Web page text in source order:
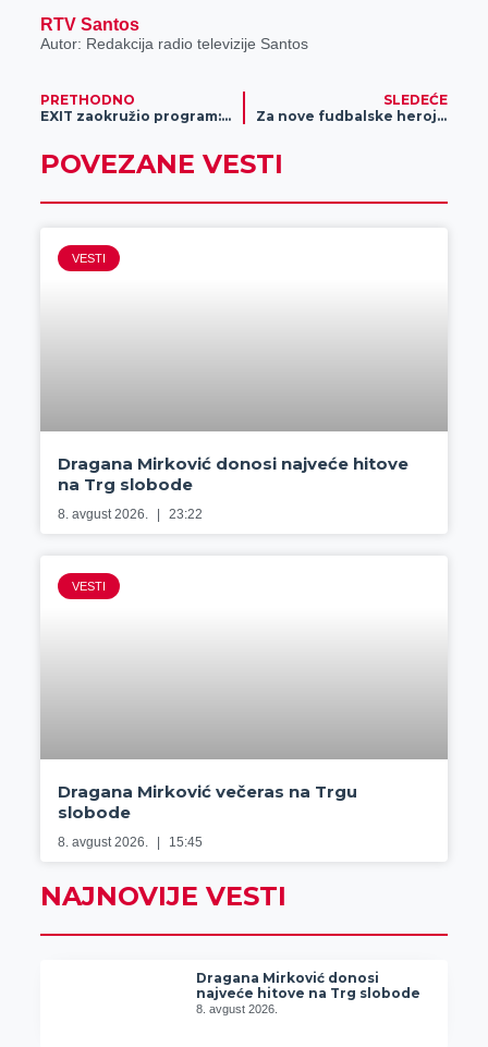
RTV Santos
Autor: Redakcija radio televizije Santos
PRETHODNO
EXIT zaokružio program: Od hip hopa, popa i zvezda elektronske scene do furioznih gitarskih rifova – EXIT 2024 ima sve!
SLEDEĆE
Za nove fudbalske heroje: Meridian fondacija nagradila učesnike finala Lige budućih šampiona
POVEZANE VESTI
VESTI
Dragana Mirković donosi najveće hitove
na Trg slobode
8. avgust 2026. 23:22
VESTI
Dragana Mirković večeras na Trgu
slobode
8. avgust 2026. 15:45
NAJNOVIJE VESTI
Dragana Mirković donosi
najveće hitove na Trg slobode
8. avgust 2026.